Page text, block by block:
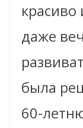
даже
была
60-